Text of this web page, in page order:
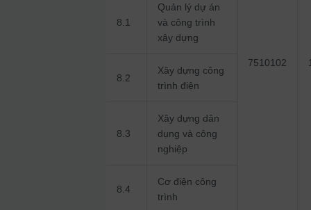
7510102
8.1
Quản lý dự án
và công trình
xây dựng
8.2
Xây dựng công
trình điện
8.3
Xây dựng dân
dụng và công
nghiệp
8.4
Cơ điện công
trình